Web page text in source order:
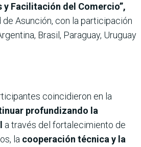
y Facilitación del Comercio”,
Asunción, con la participación
Brasil, Paraguay, Uruguay
coincidieron en la
profundizando la
a través del fortalecimiento de
la cooperación técnica y la